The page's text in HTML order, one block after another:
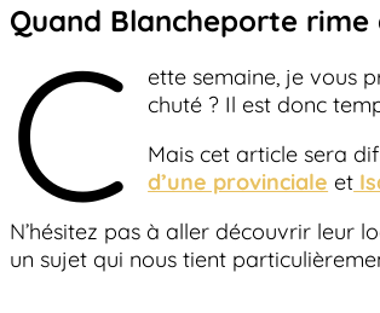
Quand Blancheporte
C
ette semaine, je vous
chuté ? Il est donc
Mais cet article sera
d’une provinciale et
N’hésitez pas à aller découvrir leur
un sujet qui nous tient